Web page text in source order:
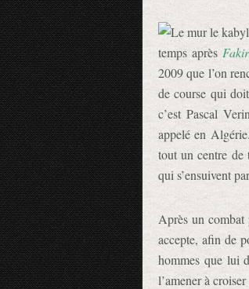
temps après
2009 que l’on
de course qui
c’est Pascal
appelé en
tout un centre de
qui s’ensuivent
Après un combat
accepte, afin de
hommes que lui
l’amener à